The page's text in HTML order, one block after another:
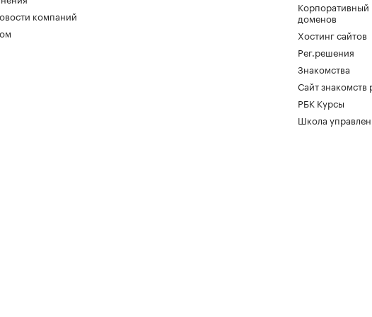
компаний
Корпоративный
доменов
Хостинг сайтов
Рег.решения
Знакомства
Сайт знакомств
РБК Курсы
Школа